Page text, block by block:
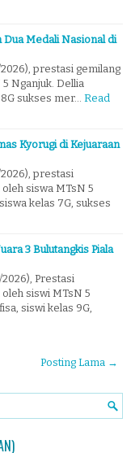
Dua Medali Nasional di
prestasi gemilang
Nganjuk. Dellia
sukses mer… Read
Kyorugi di Kejuaraan
prestasi
siswa MTsN 5
kelas 7G, sukses
3 Bulutangkis Piala
2026), Prestasi
siswi MTsN 5
siswi kelas 9G,
Posting Lama →